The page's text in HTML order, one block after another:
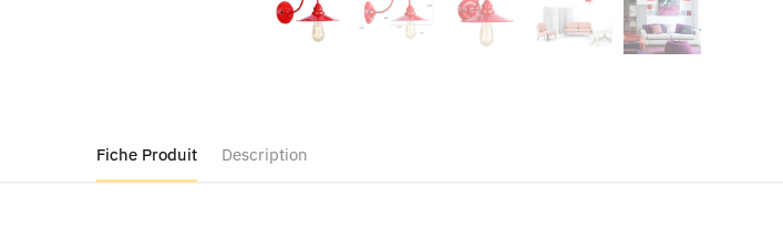
Fiche Produit Description